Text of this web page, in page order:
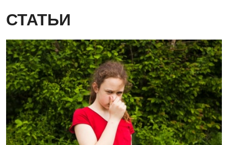
Детская оториноларингология
Детская офтальмология
Детская урология
Детская хирургия
Детская эндокринология
Педиатрия
СТАТЬИ